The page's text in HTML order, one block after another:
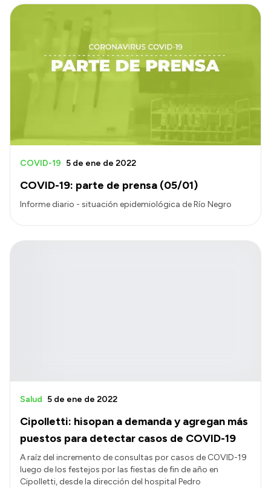
COVID-19: parte de prensa (05/01)
COVID-19 5 de ene de 2022
Informe diario - situación epidemiológica de Río Negro
Cipolletti: hisopan a demanda y agregan más
puestos para detectar casos de COVID-19
Salud 5 de ene de 2022
A raíz del incremento de consultas por casos de COVID-19
luego de los festejos por las fiestas de fin de año en
Cipolletti, desde la dirección del hospital Pedro